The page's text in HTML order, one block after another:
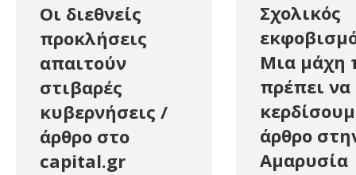
Οι διεθνείς
προκλήσεις
απαιτούν
στιβαρές
κυβερνήσεις /
άρθρο στο
capital.gr
Σχολικός
Μια μάχη
πρέπει να
άρθρο
Αμαρυσία